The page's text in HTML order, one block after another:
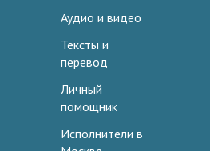
Аудио и видео
Тексты и
перевод
Личный
помощник
Исполнители в